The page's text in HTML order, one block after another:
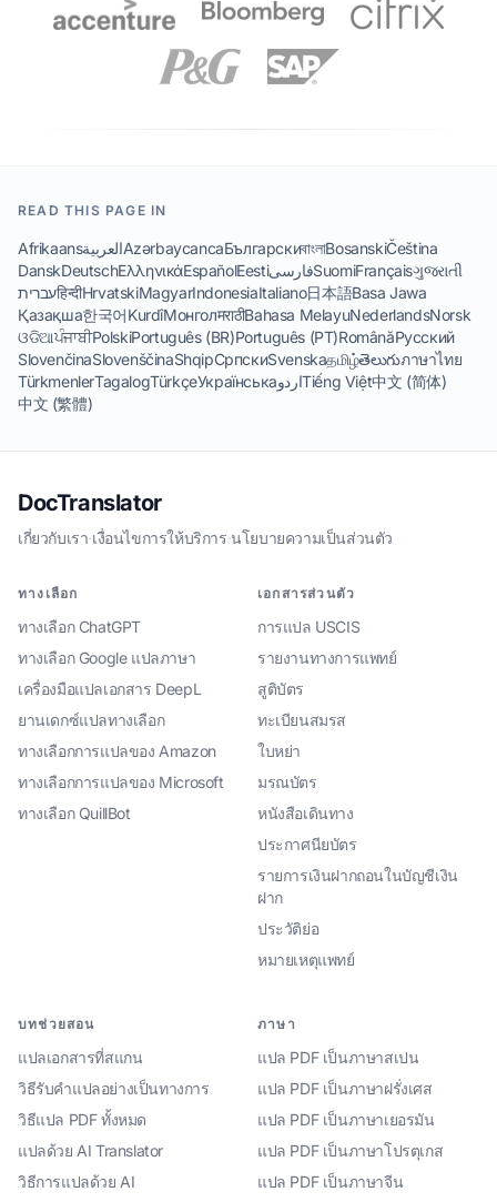
READ THIS PAGE IN
AfrikaansالعربيةAzərbaycancaБългарскиবাংলাBosanskiČeština
DanskDeutschΕλληνικάEspañolEestiفارسیSuomiFrançaisગુજરાતી
עבריתहिन्दीHrvatskiMagyarIndonesiaItaliano日本語Basa Jawa
Қазақша한국어KurdîМонголमराठीBahasa MelayuNederlandsNorsk
ଓଡିଆਪੰਜਾਬੀPolskiPortuguês (BR)Português (PT)RomânăРусский
SlovenčinaSlovenščinaShqipСрпскиSvenskaதமிழ்తెలుగుภาษาไทย
TürkmenlerTagalogTürkçeУкраїнськаاردوTiếng Việt中文 (简体)
中文 (繁體)
DocTranslator
เกี่ยวกับเรา·เงื่อนไขการให้บริการ·นโยบายความเป็นส่วนตัว
ทางเลือก
ทางเลือก ChatGPT
ทางเลือก Google แปลภาษา
เครื่องมือแปลเอกสาร DeepL
ยานเดกซ์แปลทางเลือก
ทางเลือกการแปลของ Amazon
ทางเลือกการแปลของ Microsoft
ทางเลือก QuillBot
เอกสารส่วนตัว
การแปล USCIS
รายงานทางการแพทย์
สูติบัตร
ทะเบียนสมรส
ใบหย่า
มรณบัตร
หนังสือเดินทาง
ประกาศนียบัตร
รายการเงินฝากถอนในบัญชีเงิน
ฝาก
ประวัติย่อ
หมายเหตุแพทย์
บทช่วยสอน
แปลเอกสารที่สแกน
วิธีรับคำแปลอย่างเป็นทางการ
วิธีแปล PDF ทั้งหมด
แปลด้วย AI Translator
วิธีการแปลด้วย AI
ภาษา
แปล PDF เป็นภาษาสเปน
แปล PDF เป็นภาษาฝรั่งเศส
แปล PDF เป็นภาษาเยอรมัน
แปล PDF เป็นภาษาโปรตุเกส
แปล PDF เป็นภาษาจีน